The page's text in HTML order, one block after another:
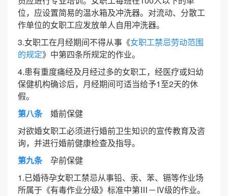
位，应设置简易的温水箱及冲洗器。对流动、分散工
作单位的女职工应发放单人自用冲洗器。
3.女职工在月经期间不得从事《女职工禁忌劳动范围
的规定》中第四条所规定的作业。
4.患有重度痛经及月经过多的女职工，经医疗或妇幼
保健机构确诊后，月经期间可适当给予1至2天的休
假。
第八条婚前保健
对欲婚女职工必须进行婚前卫生知识的宣传教育及咨
询，并进行婚前健康检查及指导。
第九条孕前保健
1.已婚待孕女职工禁忌从事铅、汞、苯、镉等作业场
所属于《有毒作业分级》标准中第Ⅲ－Ⅳ级的作业。